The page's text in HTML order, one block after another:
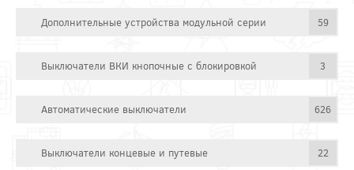
Дополнительные устройства модульной серии 59
Выключатели ВКИ кнопочные с блокировкой 3
Автоматические выключатели 626
Выключатели концевые и путевые 22